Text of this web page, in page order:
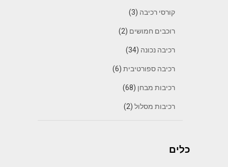
קורסי רכיבה (3)
רוכבים חמושים (2)
רכיבה נכונה (34)
רכיבה ספורטיבית(6)
רכיבות מבחן (68)
רכיבות מסלול(2)
כלים